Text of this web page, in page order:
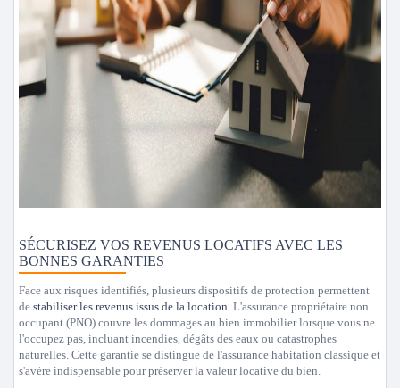
SÉCURISEZ VOS REVENUS LOCATIFS AVEC LES
BONNES GARANTIES
Face aux risques identifiés, plusieurs dispositifs de protection permettent
de stabiliser les revenus issus de la location. L'assurance propriétaire non
occupant (PNO) couvre les dommages au bien immobilier lorsque vous ne
l'occupez pas, incluant incendies, dégâts des eaux ou catastrophes
naturelles. Cette garantie se distingue de l'assurance habitation classique et
s'avère indispensable pour préserver la valeur locative du bien.